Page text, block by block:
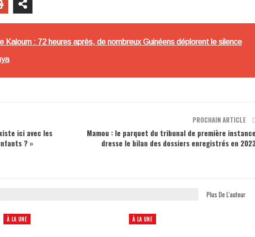
Kaloum : 72 heures après, de nombreux Guinéens déplorent le silence
ici avec les
? »
PROCHAIN ARTICLE
Mamou : le parquet du tribunal de première
dresse le bilan des dossiers enregistrés en
Plus De L'auteur
À LA UNE À LA UNE